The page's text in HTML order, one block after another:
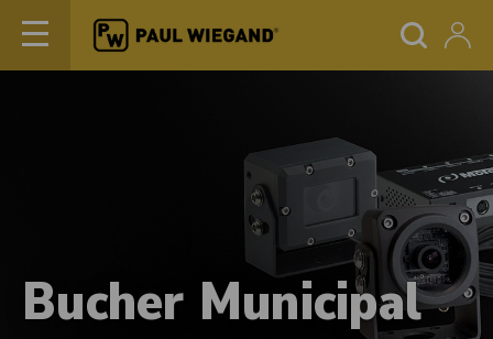
Bucher Municipal